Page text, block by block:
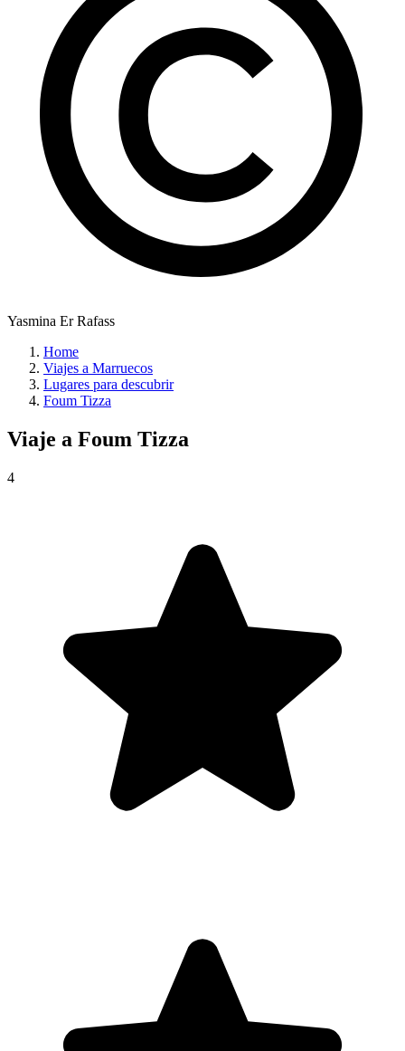
Yasmina Er Rafass
Home
Viajes a Marruecos
Lugares para descubrir
Foum Tizza
Viaje a Foum Tizza
4